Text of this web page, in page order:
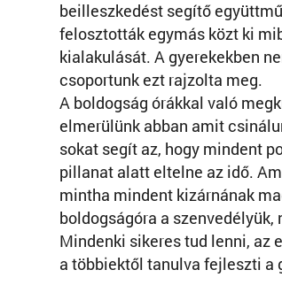
beilleszkedést segítő
felosztották egymás közt ki
kialakulását. A gyerekekben
csoportunk ezt rajzolta meg.
A boldogság órákkal való
elmerülünk abban amit
sokat segít az, hogy mindent
pillanat alatt eltelne az idő.
mintha mindent kizárnának
boldogságóra a
Mindenki sikeres tud lenni, az
a többiektől tanulva fejleszti a